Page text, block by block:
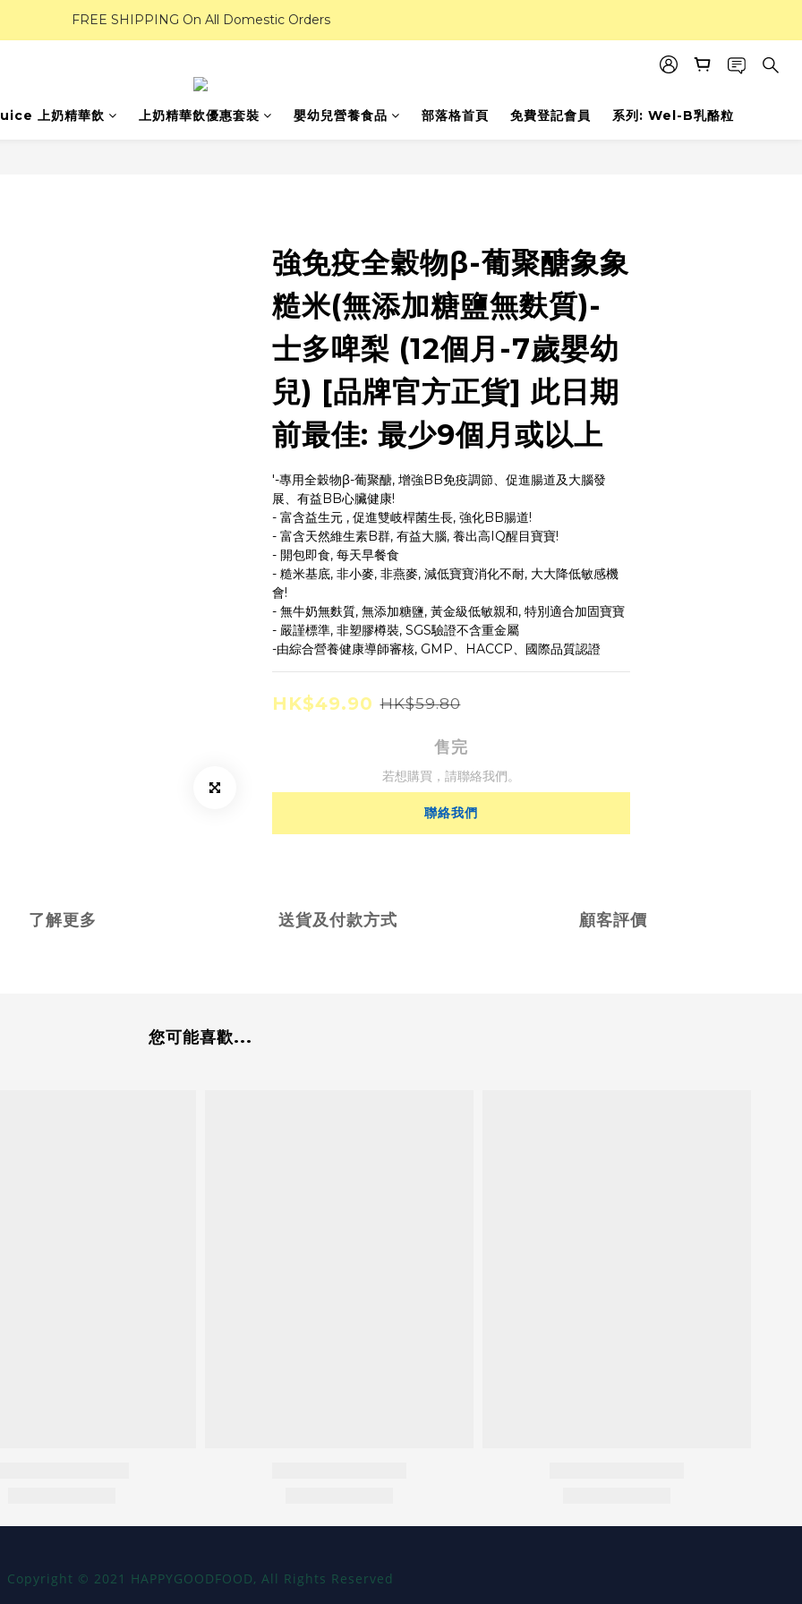
FREE SHIPPING On All Domestic Orders
上奶精華飲 上奶精華飲優惠套裝 嬰幼兒營養食品 部落格首頁 免費登記會員 系列: Wel-B乳酪粒
強免疫全穀物β-葡聚醣象象
糙米(無添加糖鹽無麩質)-
士多啤梨 (12個月-7歲嬰幼
兒) [品牌官方正貨] 此日期
前最佳: 最少9個月或以上
'-專用全穀物β-葡聚醣, 增強BB免疫調節、促進腸道及大腦發
展、有益BB心臟健康!
- 富含益生元 , 促進雙岐桿菌生長, 強化BB腸道!
- 富含天然維生素B群, 有益大腦, 養出高IQ醒目寶寶!
- 開包即食, 每天早餐食
- 糙米基底, 非小麥, 非燕麥, 減低寶寶消化不耐, 大大降低敏感機
會!
- 無牛奶無麩質, 無添加糖鹽, 黃金級低敏親和, 特別適合加固寶寶
- 嚴謹標準, 非塑膠樽裝, SGS驗證不含重金屬
-由綜合營養健康導師審核, GMP、HACCP、國際品質認證
HK$49.90 HK$59.80
售完
若想購買，請聯絡我們。
聯絡我們
了解更多 送貨及付款方式 顧客評價
您可能喜歡...
Copyright © 2021 HAPPYGOODFOOD, All Rights Reserved